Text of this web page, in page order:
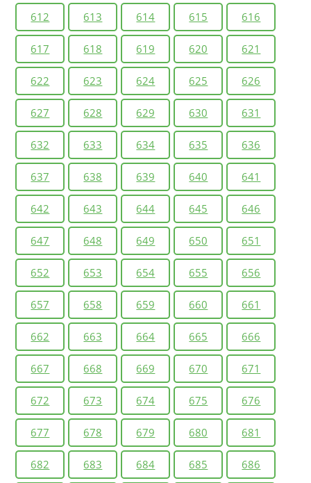
612 613 614 615 616
617 618 619 620 621
622 623 624 625 626
627 628 629 630 631
632 633 634 635 636
637 638 639 640 641
642 643 644 645 646
647 648 649 650 651
652 653 654 655 656
657 658 659 660 661
662 663 664 665 666
667 668 669 670 671
672 673 674 675 676
677 678 679 680 681
682 683 684 685 686